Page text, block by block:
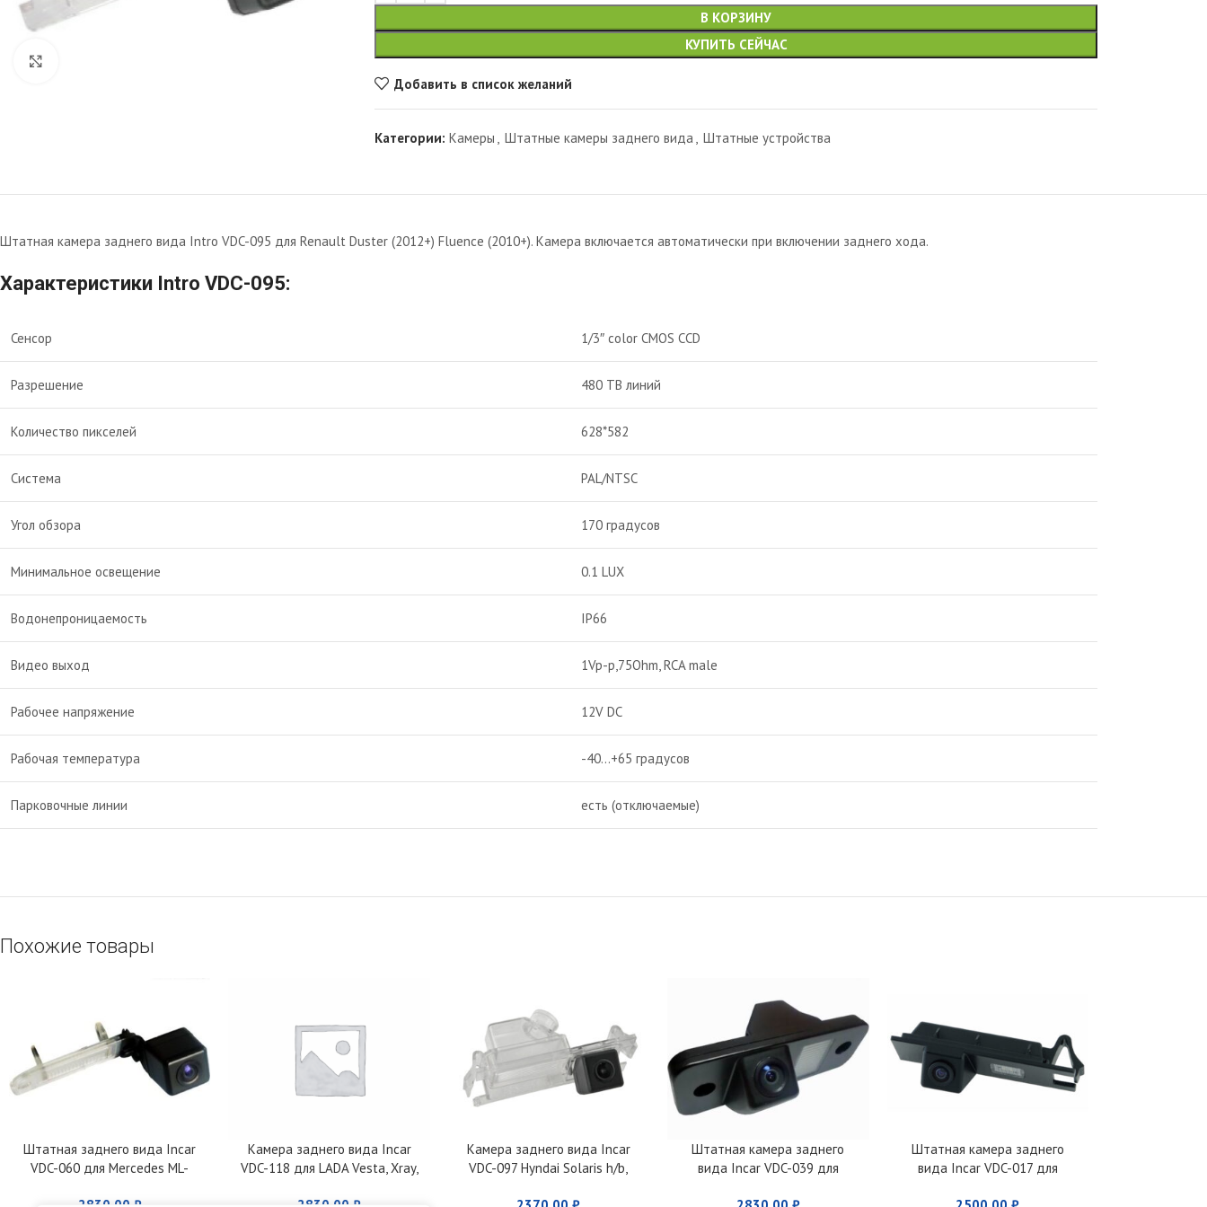
В КОРЗИНУ
КУПИТЬ СЕЙЧАС
Добавить в список желаний
Категории: Камеры , Штатные камеры заднего вида , Штатные устройства
Штатная камера заднего вида Intro VDC-095 для Renault Duster (2012+) Fluence (2010+). Камера включается автоматически при включении заднего хода.
Характеристики Intro VDC-095:
Сенсор 1/3″ color CMOS CCD
Разрешение 480 ТВ линий
Количество пикселей 628*582
Система PAL/NTSC
Угол обзора 170 градусов
Минимальное освещение 0.1 LUX
Водонепроницаемость IP66
Видео выход 1Vp-p,75Ohm, RCA male
Рабочее напряжение 12V DC
Рабочая температура -40…+65 градусов
Парковочные линии есть (отключаемые)
Похожие товары
Штатная заднего вида Incar
VDC-060 для Mercedes ML-
Камера заднего вида Incar
VDC-118 для LADA Vesta, Xray,
Камера заднего вида Incar
VDC-097 Hyndai Solaris h/b,
Штатная камера заднего
вида Incar VDC-039 для
Штатная камера заднего
вида Incar VDC-017 для